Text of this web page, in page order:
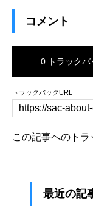
コメント
0 トラックバ
トラックバックURL
この記事へのトラ
最近の記